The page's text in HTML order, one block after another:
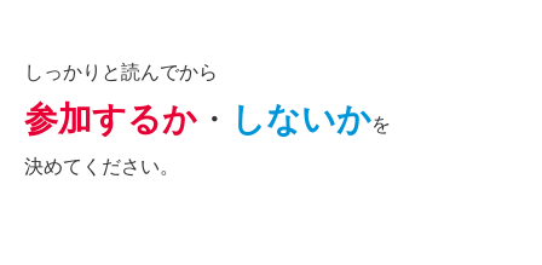
しっかりと読んでから
参加するか ・ しないかを
決めてください。